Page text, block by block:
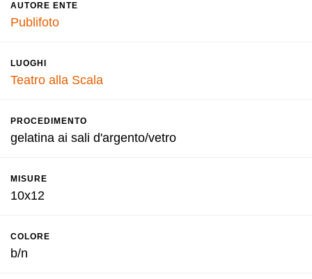
AUTORE ENTE
Publifoto
LUOGHI
Teatro alla Scala
PROCEDIMENTO
gelatina ai sali d'argento/vetro
MISURE
10x12
COLORE
b/n